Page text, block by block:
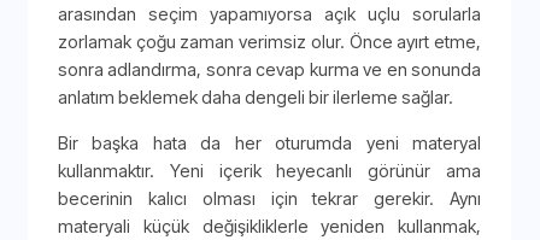
arasından seçim yapamıyorsa açık uçlu sorularla
zorlamak çoğu zaman verimsiz olur. Önce ayırt etme,
sonra adlandırma, sonra cevap kurma ve en sonunda
anlatım beklemek daha dengeli bir ilerleme sağlar.
Bir başka hata da her oturumda yeni materyal
kullanmaktır. Yeni içerik heyecanlı görünür ama
becerinin kalıcı olması için tekrar gerekir. Aynı
materyali küçük değişikliklerle yeniden kullanmak,